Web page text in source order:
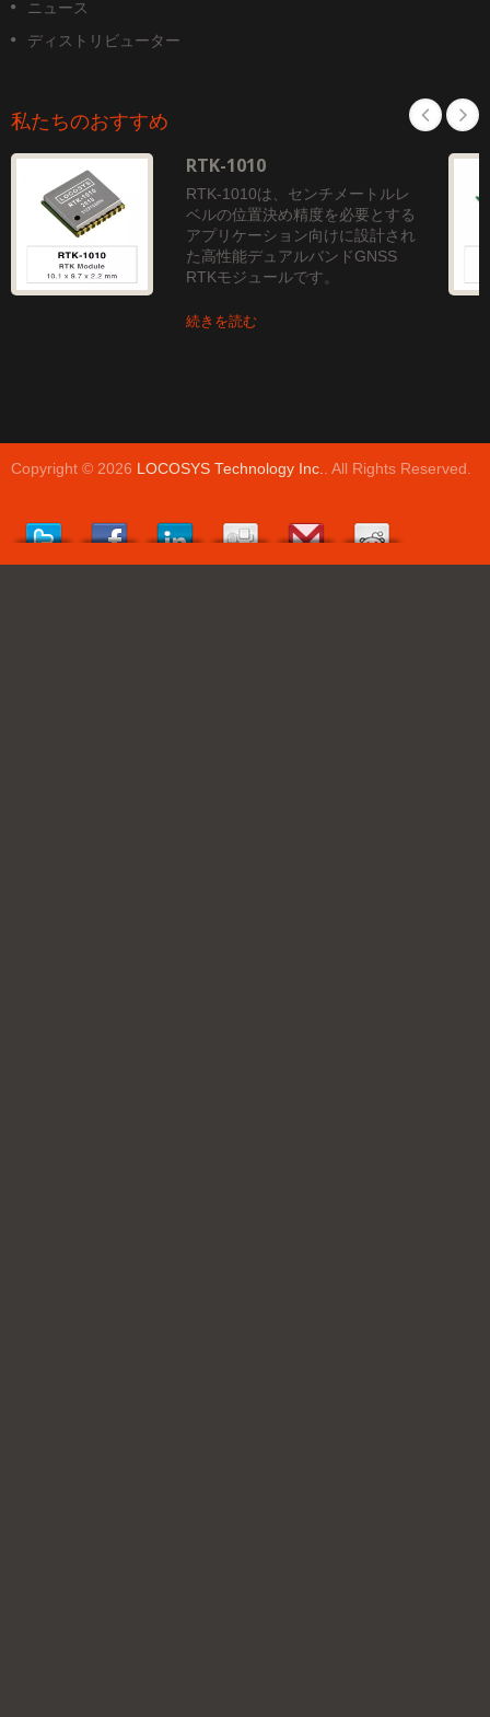
ニュース
ディストリビューター
私たちのおすすめ
RTK-1010
RTK-1010は、センチメートルレ
ベルの位置決め精度を必要とする
アプリケーション向けに設計され
た高性能デュアルバンドGNSS
RTKモジュールです。
続きを読む
Copyright © 2026 LOCOSYS Technology Inc.. All Rights Reserved.